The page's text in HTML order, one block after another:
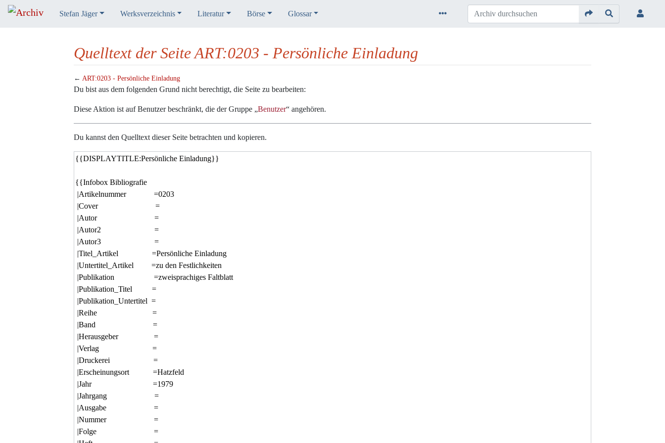
Stefan Jäger Werksverzeichnis Literatur Börse Glossar
Quelltext der Seite ART:0203 - Persönliche Einladung
← ART:0203 - Persönliche Einladung
Wechseln zu:Navigation,Suche
Du bist aus dem folgenden Grund nicht berechtigt, die Seite zu bearbeiten:
Diese Aktion ist auf Benutzer beschränkt, die der Gruppe „Benutzer“ angehören.
Du kannst den Quelltext dieser Seite betrachten und kopieren.